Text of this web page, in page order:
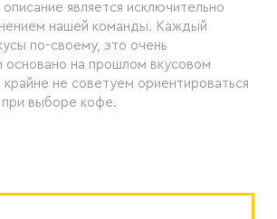
является исключительно
нашей команды. Каждый
по-своему, это очень
основано на прошлом вкусовом
не советуем ориентироваться
выборе кофе.